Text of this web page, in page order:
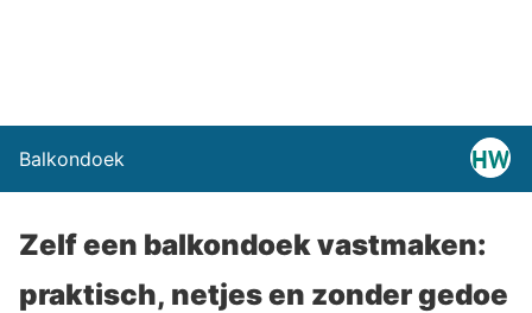
Balkondoek
Zelf een balkondoek vastmaken:
praktisch, netjes en zonder gedoe